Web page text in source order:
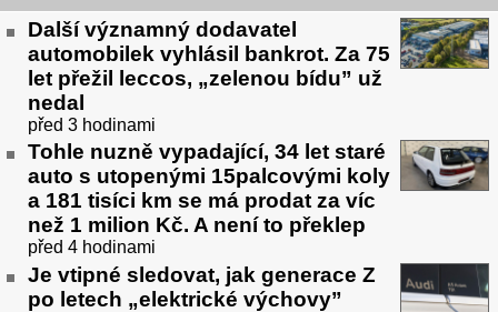
Další významný dodavatel
automobilek vyhlásil bankrot. Za 75
let přežil leccos, „zelenou bídu” už
nedal
před 3 hodinami
Tohle nuzně vypadající, 34 let staré
auto s utopenými 15palcovými koly
a 181 tisíci km se má prodat za víc
než 1 milion Kč. A není to překlep
před 4 hodinami
Je vtipné sledovat, jak generace Z
po letech „elektrické výchovy”